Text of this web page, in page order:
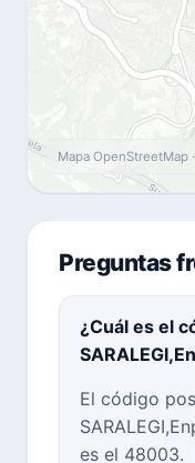
Mapa OpenStreetMap
Preguntas
¿Cuál es el
El código
es el 48003.